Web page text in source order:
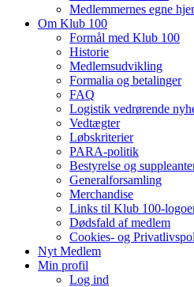
Medlemmernes egne
Om Klub 100
Formål med Klub 100
Historie
Medlemsudvikling
Formalia og betalinger
FAQ
Logistik vedrørende
Vedtægter
Løbskriterier
PARA-politik
Bestyrelse og
Generalforsamling
Merchandise
Links til Klub 100-
Dødsfald af medlem
Cookies- og
Nyt Medlem
Min profil
Log ind